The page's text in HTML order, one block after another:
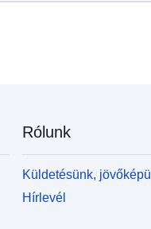
Rólunk
Küldetésünk,
Hírlevél